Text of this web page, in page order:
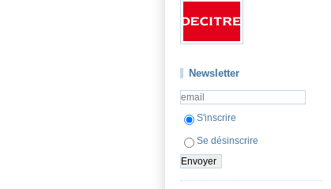
Newsletter
S'inscrire
Se désinscrire